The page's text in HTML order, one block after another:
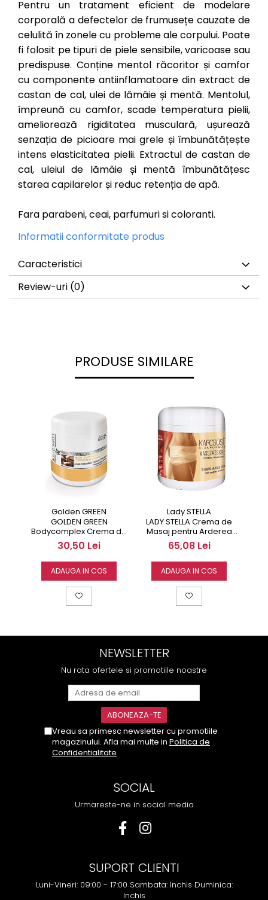
Pentru un tratament eficient de modelare
corporală a defectelor de frumusețe cauzate de
celulită în zonele cu probleme ale corpului. Poate
fi folosit pe tipuri de piele sensibile, varicoase sau
predispuse. Conține mentol răcoritor și camfor
cu componente antiinflamatoare din extract de
castan de cal, ulei de lămâie și mentă. Mentolul,
împreună cu camfor, scade temperatura pielii,
ameliorează rigiditatea musculară, ușurează
senzația de picioare mai grele și îmbunătățește
intens elasticitatea pielii. Extractul de castan de
cal, uleiul de lămâie și mentă îmbunătățesc
starea capilarelor și reduc retenția de apă.
Fara parabeni, ceai, parfumuri si coloranti.
Informatii conformitate produs
Caracteristici
Review-uri (0)
PRODUSE SIMILARE
Golden GREEN
GOLDEN GREEN
Bodycomplex Crema de
Masaj pentru Tratamentul
Anticelulitic si Remodelare
Corporala 250 ml
30,50 Lei
ADAUGA IN COS
Lady STELLA
LADY STELLA Crema de
Masaj pentru Arderea
Grasimi cu Extract de
Paprika 500 ml
65,08 Lei
ADAUGA IN COS
NEWSLETTER
Nu rata ofertele si promotiile noastre
Vreau sa primesc newsletter cu promotiile
magazinului. Afla mai multe in Politica de
Confidentialitate
SOCIAL
Urmareste-ne in social media
SUPORT CLIENTI
Luni-Vineri: 09:00 - 17:00 Sambata: Inchis Duminica:
Inchis